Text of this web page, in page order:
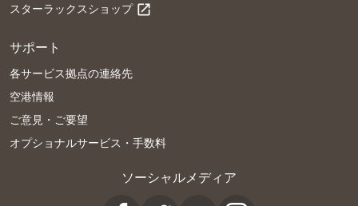
スターラックスショップ open_in_new
サポート
各サービス拠点の連絡先
空港情報
ご意見・ご要望
オプショナルサービス・手数料
ソーシャルメディア